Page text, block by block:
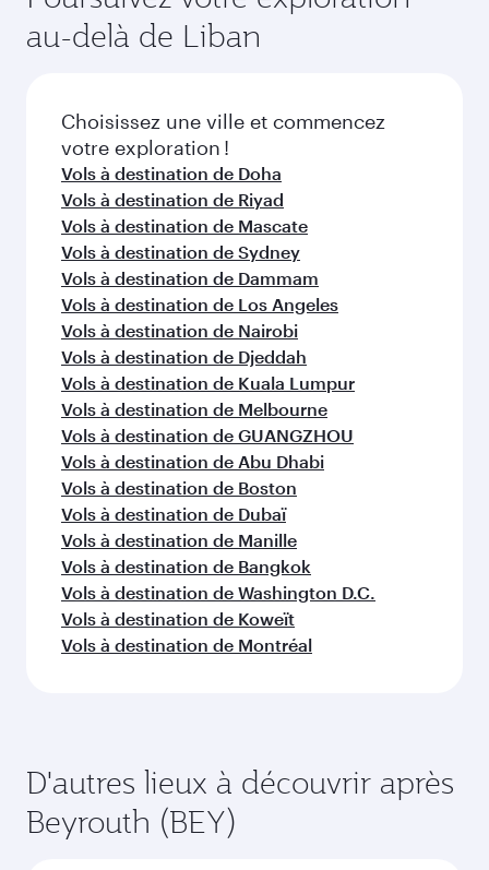
du vol au moment de la réservation.
la disponibilité des classes de voyage.
au-delà de Liban
Choisissez une ville et commencez
votre exploration !
Vols à destination de Doha
Vols à destination de Riyad
Vols à destination de Mascate
Vols à destination de Sydney
Vols à destination de Dammam
Vols à destination de Los Angeles
Vols à destination de Nairobi
Vols à destination de Djeddah
Vols à destination de Kuala Lumpur
Vols à destination de Melbourne
Vols à destination de GUANGZHOU
Vols à destination de Abu Dhabi
Vols à destination de Boston
Vols à destination de Dubaï
Vols à destination de Manille
Vols à destination de Bangkok
Vols à destination de Washington D.C.
Vols à destination de Koweït
Vols à destination de Montréal
D'autres lieux à découvrir après
Beyrouth (BEY)